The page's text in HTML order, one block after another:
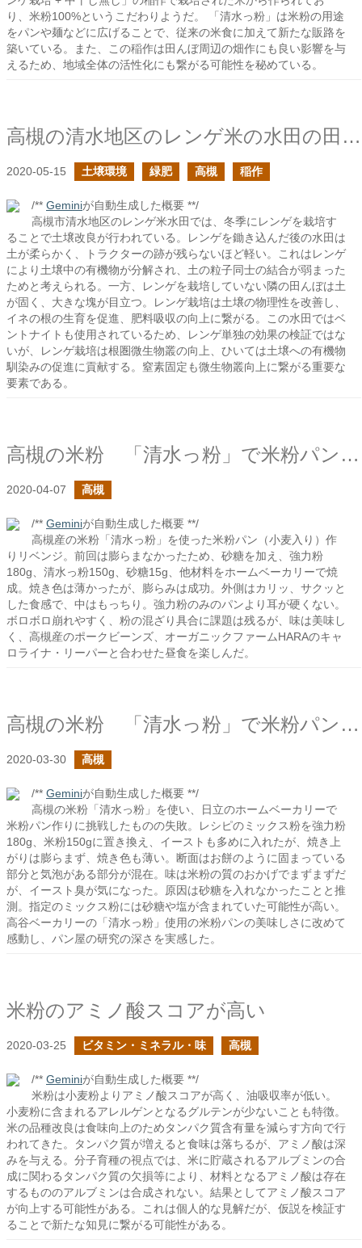
り、米粉100%というこだわりようだ。 「清水っ粉」は米粉の用途
をパンや麺などに広げることで、従来の米食に加えて新たな販路を
築いている。また、この稲作は田んぼ周辺の畑作にも良い影響を与
えるため、地域全体の活性化にも繋がる可能性を秘めている。
高槻の清水地区のレンゲ米の水田の田起こし
2020-05-15 土壌環境 緑肥 高槻 稲作
/** Geminiが自動生成した概要 **/
高槻市清水地区のレンゲ米水田では、冬季にレンゲを栽培す
ることで土壌改良が行われている。レンゲを鋤き込んだ後の水田は
土が柔らかく、トラクターの跡が残らないほど軽い。これはレンゲ
により土壌中の有機物が分解され、土の粒子同士の結合が弱まった
ためと考えられる。一方、レンゲを栽培していない隣の田んぼは土
が固く、大きな塊が目立つ。レンゲ栽培は土壌の物理性を改善し、
イネの根の生育を促進、肥料吸収の向上に繋がる。この水田ではベ
ントナイトも使用されているため、レンゲ単独の効果の検証ではな
いが、レンゲ栽培は根圏微生物叢の向上、ひいては土壌への有機物
馴染みの促進に貢献する。窒素固定も微生物叢向上に繋がる重要な
要素である。
高槻の米粉 「清水っ粉」で米粉パン（小麦入り）を作ってみた（リベンジ編）
2020-04-07 高槻
/** Geminiが自動生成した概要 **/
高槻産の米粉「清水っ粉」を使った米粉パン（小麦入り）作
りリベンジ。前回は膨らまなかったため、砂糖を加え、強力粉
180g、清水っ粉150g、砂糖15g、他材料をホームベーカリーで焼
成。焼き色は薄かったが、膨らみは成功。外側はカリッ、サクッと
した食感で、中はもっちり。強力粉のみのパンより耳が硬くない。
ボロボロ崩れやすく、粉の混ざり具合に課題は残るが、味は美味し
く、高槻産のポークビーンズ、オーガニックファームHARAのキャ
ロライナ・リーパーと合わせた昼食を楽しんだ。
高槻の米粉 「清水っ粉」で米粉パン（小麦入り）を作ってみた（失敗編）
2020-03-30 高槻
/** Geminiが自動生成した概要 **/
高槻の米粉「清水っ粉」を使い、日立のホームベーカリーで
米粉パン作りに挑戦したものの失敗。レシピのミックス粉を強力粉
180g、米粉150gに置き換え、イーストも多めに入れたが、焼き上
がりは膨らまず、焼き色も薄い。断面はお餅のように固まっている
部分と気泡がある部分が混在。味は米粉の質のおかげでまずまずだ
が、イースト臭が気になった。原因は砂糖を入れなかったことと推
測。指定のミックス粉には砂糖や塩が含まれていた可能性が高い。
高谷ベーカリーの「清水っ粉」使用の米粉パンの美味しさに改めて
感動し、パン屋の研究の深さを実感した。
米粉のアミノ酸スコアが高い
2020-03-25 ビタミン・ミネラル・味 高槻
/** Geminiが自動生成した概要 **/
米粉は小麦粉よりアミノ酸スコアが高く、油吸収率が低い。
小麦粉に含まれるアレルゲンとなるグルテンが少ないことも特徴。
米の品種改良は食味向上のためタンパク質含有量を減らす方向で行
われてきた。タンパク質が増えると食味は落ちるが、アミノ酸は深
みを与える。分子育種の視点では、米に貯蔵されるアルブミンの合
成に関わるタンパク質の欠損等により、材料となるアミノ酸は存在
するもののアルブミンは合成されない。結果としてアミノ酸スコア
が向上する可能性がある。これは個人的な見解だが、仮説を検証す
ることで新たな知見に繋がる可能性がある。